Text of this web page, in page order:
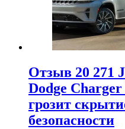
Отзыв 20 271
Dodge
грозит
безопасности